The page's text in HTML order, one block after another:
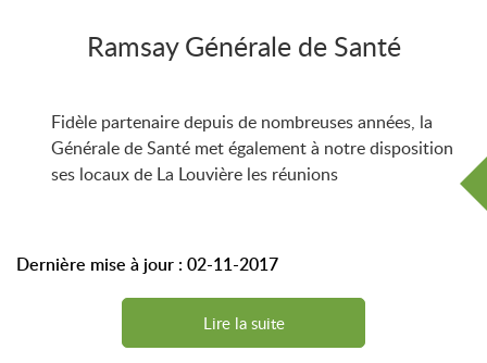
Ramsay Générale de Santé
Fidèle partenaire depuis de nombreuses années, la
Générale de Santé met également à notre disposition
ses locaux de La Louvière les réunions
Dernière mise à jour : 02-11-2017
Lire la suite